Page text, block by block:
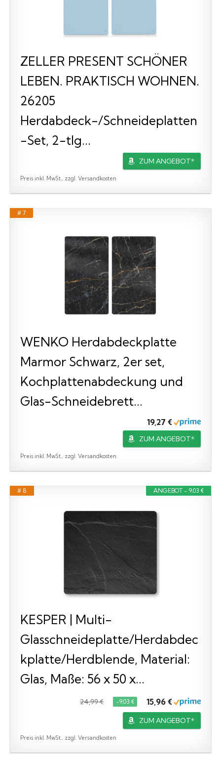
ZELLER PRESENT SCHÖNER
LEBEN. PRAKTISCH WOHNEN.
26205
Herdabdeck-/Schneideplatten
-Set, 2-tlg...
ZUM ANGEBOT*
Preis inkl. MwSt., zzgl. Versandkosten
# 7
WENKO Herdabdeckplatte
Marmor Schwarz, 2er set,
Kochplattenabdeckung und
Glas-Schneidebrett...
19,27 €
ZUM ANGEBOT*
Preis inkl. MwSt., zzgl. Versandkosten
ANGEBOT - 9,03 €
# 8
KESPER | Multi-
Glasschneideplatte/Herdabdec
kplatte/Herdblende, Material:
Glas, Maße: 56 x 50 x...
24,99 € −9,03 € 15,96 €
ZUM ANGEBOT*
Preis inkl. MwSt., zzgl. Versandkosten